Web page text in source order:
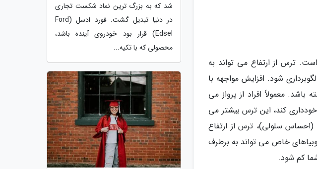
ترس از ارتفاع می تواند به
شود. افزایش مواجهه با
معمولاً افراد از پرواز می
خودداری کند، این ترس بیشتر می
سلولی)، ترس از ارتفاع
خاص می تواند به برطرف
کم شود.
شد که به بزرگ ترین نماد شکست تجاری
در دنیا تبدیل گشت. فورد ادسل (Ford
Edsel) قرار بود خودروی آینده باشد،
محصولی که با تکیه...